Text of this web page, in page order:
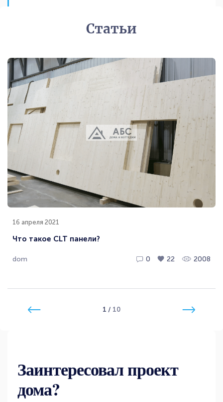
Статьи
16 апреля 2021
Что такое CLT панели?
dom 0 22 2008
1 / 10
Заинтересовал проект
дома?